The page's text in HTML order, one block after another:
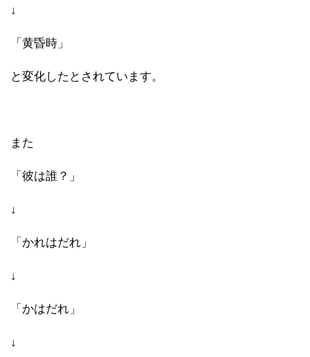
↓
「黄昏時」
と変化したとされています。
また
「彼は誰？」
↓
「かれはだれ」
↓
「かはだれ」
↓